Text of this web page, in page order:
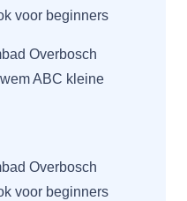
voor beginners
Overbosch
ABC kleine
Overbosch
voor beginners